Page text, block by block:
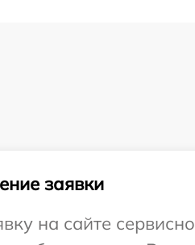
заявки
на сайте